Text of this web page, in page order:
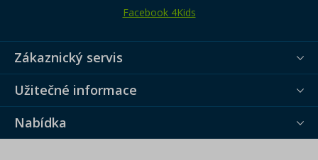
Facebook 4Kids
Zákaznický servis
Užitečné informace
Nabídka